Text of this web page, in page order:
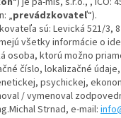
„prevádzkovateľ“).
sú: Levická 521/3,
všetky informácie o
osoba, ktorú možno
číslo, lokalizačné
psychickej,
/ vymenoval
Strnad, e-mail: